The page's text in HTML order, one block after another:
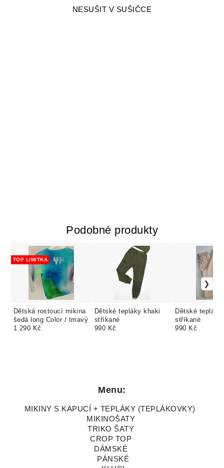
NESUŠIT V SUŠIČCE
Podobné produkty
Dětská rostoucí mikina
šedá long Color / tmavý
TOP LIMITKA
1 290 Kč
Dětské tepláky khaki
stříkané
990 Kč
Dětské tepláky
stříkané
990 Kč
Menu:
MIKINY S KAPUCÍ + TEPLÁKY (TEPLÁKOVKY)
MIKINOŠATY
TRIKO ŠATY
CROP TOP
DÁMSKÉ
PÁNSKÉ